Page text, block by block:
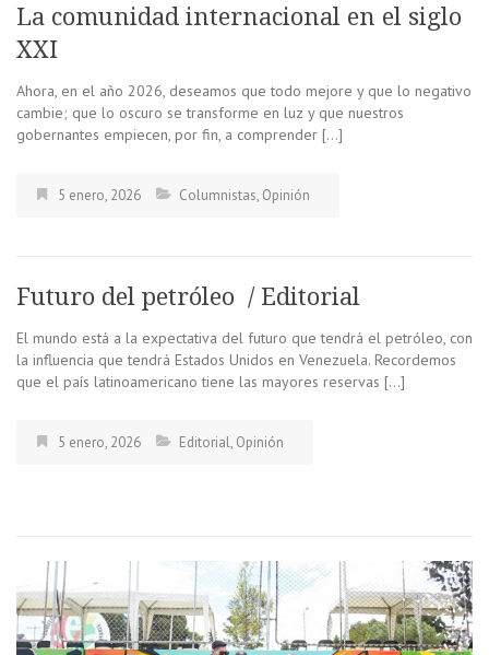
La comunidad internacional en el siglo
XXI
Ahora, en el año 2026, deseamos que todo mejore y que lo negativo
cambie; que lo oscuro se transforme en luz y que nuestros
gobernantes empiecen, por fin, a comprender […]
5 enero, 2026 Columnistas, Opinión
Futuro del petróleo / Editorial
El mundo está a la expectativa del futuro que tendrá el petróleo, con
la influencia que tendrá Estados Unidos en Venezuela. Recordemos
que el país latinoamericano tiene las mayores reservas […]
5 enero, 2026 Editorial, Opinión